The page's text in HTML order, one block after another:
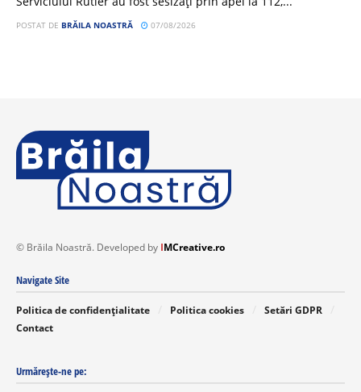
POSTAT DE BRĂILA NOASTRĂ 07/08/2026
© Brăila Noastră. Developed by IMCreative.ro
Navigate Site
Politica de confidențialitate Politica cookies
Setări GDPR
Contact
Urmărește-ne pe: